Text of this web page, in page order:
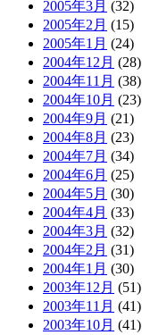
2005年3月 (32)
2005年2月 (15)
2005年1月 (24)
2004年12月 (28)
2004年11月 (38)
2004年10月 (23)
2004年9月 (21)
2004年8月 (23)
2004年7月 (34)
2004年6月 (25)
2004年5月 (30)
2004年4月 (33)
2004年3月 (32)
2004年2月 (31)
2004年1月 (30)
2003年12月 (51)
2003年11月 (41)
2003年10月 (41)